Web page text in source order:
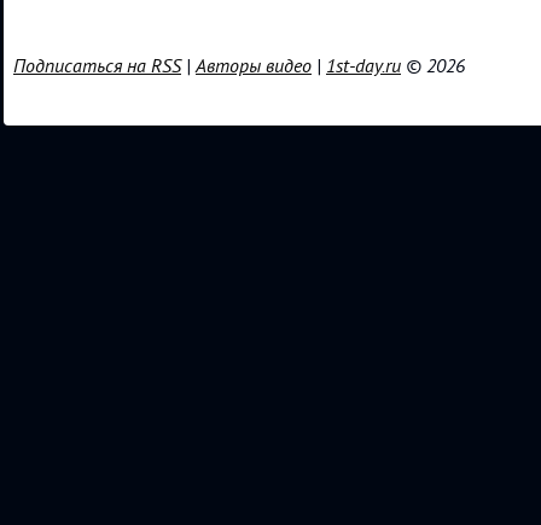
Подписаться на RSS|Авторы видео | 1st-day.ru © 2026